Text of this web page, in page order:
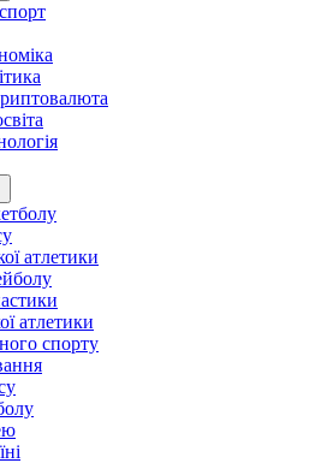
атлетики
атлетики
спорту